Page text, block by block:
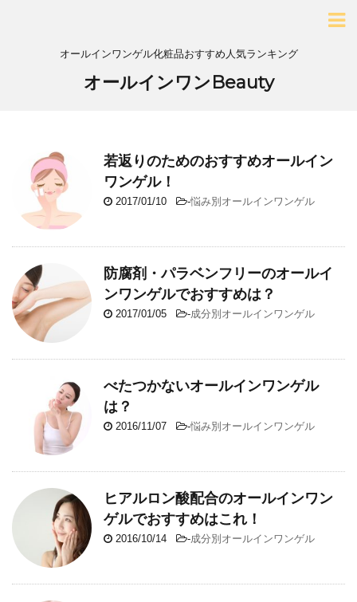
オールインワンゲル化粧品おすすめ人気ランキング
オールインワンBeauty
若返りのためのおすすめオールイン
ワンゲル！
2017/01/10 -悩み別オールインワンゲル
防腐剤・パラベンフリーのオールイ
ンワンゲルでおすすめは？
2017/01/05 -成分別オールインワンゲル
べたつかないオールインワンゲル
は？
2016/11/07 -悩み別オールインワンゲル
ヒアルロン酸配合のオールインワン
ゲルでおすすめはこれ！
2016/10/14 -成分別オールインワンゲル